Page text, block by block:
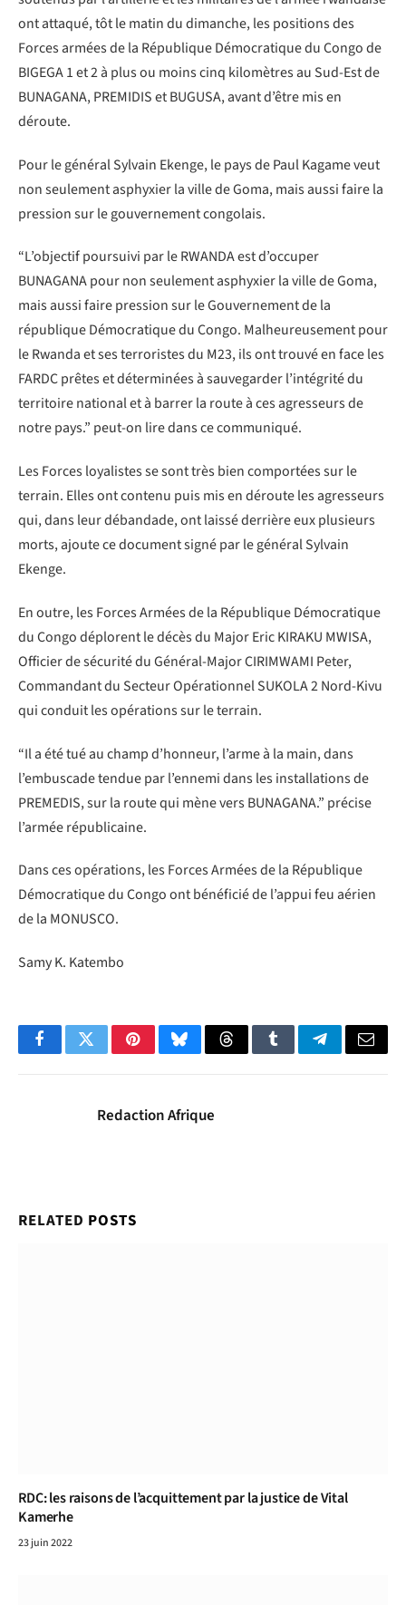
ont attaqué, tôt le matin du dimanche, les positions des
Forces armées de la République Démocratique du Congo de
BIGEGA 1 et 2 à plus ou moins cinq kilomètres au Sud-Est de
BUNAGANA, PREMIDIS et BUGUSA, avant d’être mis en
déroute.
Pour le général Sylvain Ekenge, le pays de Paul Kagame veut
non seulement asphyxier la ville de Goma, mais aussi faire la
pression sur le gouvernement congolais.
“L’objectif poursuivi par le RWANDA est d’occuper
BUNAGANA pour non seulement asphyxier la ville de Goma,
mais aussi faire pression sur le Gouvernement de la
république Démocratique du Congo. Malheureusement pour
le Rwanda et ses terroristes du M23, ils ont trouvé en face les
FARDC prêtes et déterminées à sauvegarder l’intégrité du
territoire national et à barrer la route à ces agresseurs de
notre pays.” peut-on lire dans ce communiqué.
Les Forces loyalistes se sont très bien comportées sur le
terrain. Elles ont contenu puis mis en déroute les agresseurs
qui, dans leur débandade, ont laissé derrière eux plusieurs
morts, ajoute ce document signé par le général Sylvain
Ekenge.
En outre, les Forces Armées de la République Démocratique
du Congo déplorent le décès du Major Eric KIRAKU MWISA,
Officier de sécurité du Général-Major CIRIMWAMI Peter,
Commandant du Secteur Opérationnel SUKOLA 2 Nord-Kivu
qui conduit les opérations sur le terrain.
“Il a été tué au champ d’honneur, l’arme à la main, dans
l’embuscade tendue par l’ennemi dans les installations de
PREMEDIS, sur la route qui mène vers BUNAGANA.” précise
l’armée républicaine.
Dans ces opérations, les Forces Armées de la République
Démocratique du Congo ont bénéficié de l’appui feu aérien
de la MONUSCO.
Samy K. Katembo
FacebookTwitterPinterestBlueskyThreadsTumblrTelegramEmail
Redaction Afrique
RELATED POSTS
RDC: les raisons de l’acquittement par la justice de Vital
Kamerhe
23 juin 2022